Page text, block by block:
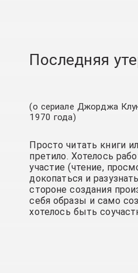
Последняя
(о сериале Джорджа
1970 года)
Просто читать книги
претило. Хотелось
участие (чтение,
докопаться и
стороне создания
себя образы и само
хотелось быть